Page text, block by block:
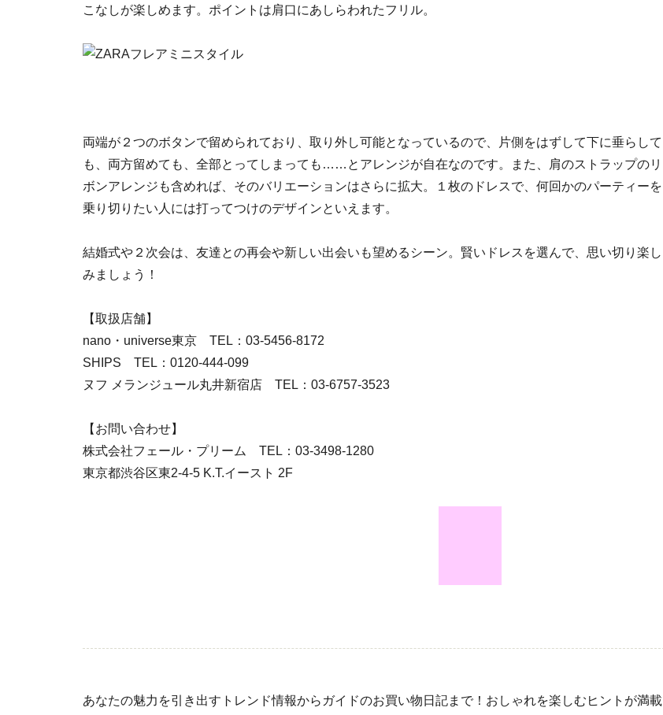
こなしが楽しめます。ポイントは肩口にあしらわれたフリル。
両端が２つのボタンで留められており、取り外し可能となっているので、片側をはずして下に垂らして
も、両方留めても、全部とってしまっても……とアレンジが自在なのです。また、肩のストラップのリ
ボンアレンジも含めれば、そのバリエーションはさらに拡大。１枚のドレスで、何回かのパーティーを
乗り切りたい人には打ってつけのデザインといえます。
結婚式や２次会は、友達との再会や新しい出会いも望めるシーン。賢いドレスを選んで、思い切り楽し
みましょう！
【取扱店舗】
nano・universe東京 TEL：03-5456-8172
SHIPS TEL：0120-444-099
ヌフ メランジュール丸井新宿店 TEL：03-6757-3523
【お問い合わせ】
株式会社フェール・プリーム TEL：03-3498-1280
東京都渋谷区東2-4-5 K.T.イースト 2F
あなたの魅力を引き出すトレンド情報からガイドのお買い物日記まで！おしゃれを楽しむヒントが満載